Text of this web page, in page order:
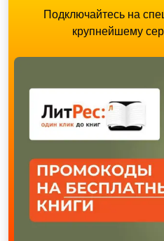
Подключайтесь на
крупнейшему